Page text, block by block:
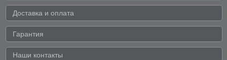
Доставка и оплата
Гарантия
Наши контакты